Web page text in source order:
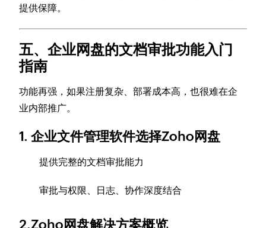
提供保障。
五、企业网盘的文档审批功能入门
指南
功能再强，如果注册复杂、部署成本高，也很难在企
业内部推广。
1. 企业文件管理软件选择Zoho网盘
提供完整的文档审批能力
审批与权限、日志、协作深度结合
2.Zoho网盘解决方案概览